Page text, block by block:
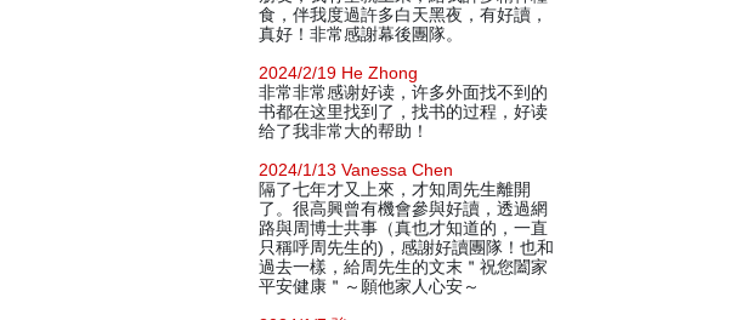
食，伴我度過許多白天黑夜，有好讀，
真好！非常感謝幕後團隊。
2024/2/19 He Zhong
非常非常感谢好读，许多外面找不到的
书都在这里找到了，找书的过程，好读
给了我非常大的帮助！
2024/1/13 Vanessa Chen
隔了七年才又上來，才知周先生離開
了。很高興曾有機會參與好讀，透過網
路與周博士共事（真也才知道的，一直
只稱呼周先生的)，感謝好讀團隊！也和
過去一樣，給周先生的文末＂祝您闔家
平安健康＂～願他家人心安～